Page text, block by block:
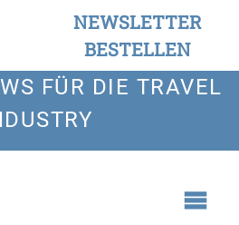
NEWSLETTER
BESTELLEN
FÜR DIE TRAVEL